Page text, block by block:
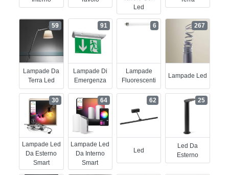
Led
Lampade Da
Terra Led
59
Lampade Di
Emergenza
91
Lampade
Fluorescenti
6
Lampade Led
267
Lampade Led
Da Esterno
Smart
30
Lampade Led
Da Interno
Smart
64
Led
62
Led Da
Esterno
25